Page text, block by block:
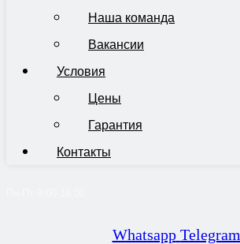
Наша команда
Вакансии
Условия
Цены
Гарантия
Контакты
Whatsapp Telegram